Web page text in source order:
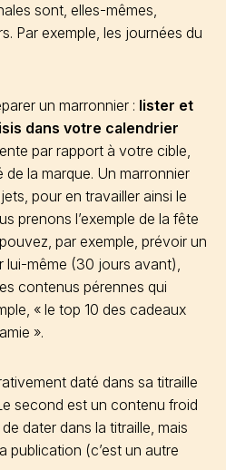
sont, elles-mêmes,
Par exemple, les journées du
un marronnier : lister et
dans votre calendrier
par rapport à votre cible,
de la marque. Un marronnier
pour en travailler ainsi le
prenons l’exemple de la fête
par exemple, prévoir un
lui-même (30 jours avant),
contenus pérennes qui
« le top 10 des cadeaux
».
daté dans sa titraille
second est un contenu froid
dater dans la titraille, mais
publication (c’est un autre